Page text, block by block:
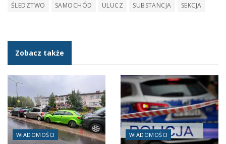
ŚLEDZTWO
SAMOCHÓD ULUCZ SUBSTANCJA SEKCJA
Zobacz także
WIADOMOŚCI WIADOMOŚCI